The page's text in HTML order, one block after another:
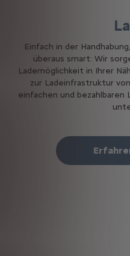
Einfach in der
überaus smart: Wir
Lademöglichkeit in Ihrer
zur Ladeinfrastruktur
einfachen und bezahlbaren